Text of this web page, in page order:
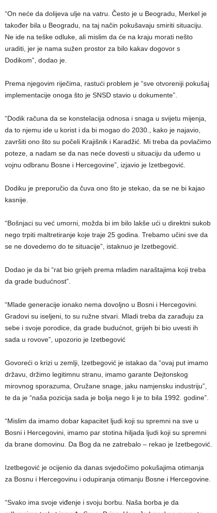
“On neće da dolijeva ulje na vatru. Često je u Beogradu, Merkel je
također bila u Beogradu, na taj način pokušavaju smiriti situaciju.
Ne ide na teške odluke, ali mislim da će na kraju morati nešto
uraditi, jer je nama sužen prostor za bilo kakav dogovor s
Dodikom”, dodao je.
Prema njegovim riječima, rastući problem je “sve otvoreniji pokušaj
implementacije onoga što je SNSD stavio u dokumente”.
“Dodik računa da se konstelacija odnosa i snaga u svijetu mijenja,
da to njemu ide u korist i da bi mogao do 2030., kako je najavio,
završiti ono što su počeli Krajišnik i Karadžić. Mi treba da povlačimo
poteze, a nadam se da nas neće dovesti u situaciju da uđemo u
vojnu odbranu Bosne i Hercegovine”, izjavio je Izetbegović.
Dodiku je preporučio da čuva ono što je stekao, da se ne bi kajao
kasnije.
“Bošnjaci su već umorni, možda bi im bilo lakše ući u direktni sukob
nego trpiti maltretiranje koje traje 25 godina. Trebamo učini sve da
se ne dovedemo do te situacije”, istaknuo je Izetbegović.
Dodao je da bi “rat bio grijeh prema mladim naraštajima koji treba
da grade budućnost”.
“Mlade generacije ionako nema dovoljno u Bosni i Hercegovini.
Gradovi su iseljeni, to su ružne stvari. Mladi treba da zarađuju za
sebe i svoje porodice, da grade budućnot, grijeh bi bio uvesti ih
sada u rovove”, upozorio je Izetbegović
Govoreći o krizi u zemlji, Izetbegović je istakao da “ovaj put imamo
državu, držimo legitimnu stranu, imamo garante Dejtonskog
mirovnog sporazuma, Oružane snage, jaku namjensku industriju”,
te da je “naša pozicija sada je bolja nego li je to bila 1992. godine”.
“Mislim da imamo dobar kapacitet ljudi koji su spremni na sve u
Bosni i Hercegovini, imamo par stotina hiljada ljudi koji su spremni
da brane domovinu. Da Bog da ne zatrebalo – rekao je Izetbegović.
Izetbegović je ocijenio da danas svjedočimo pokušajima otimanja
za Bosnu i Hercegovinu i odupiranja otimanju Bosne i Hercegovine.
“Svako ima svoje viđenje i svoju borbu. Naša borba je da